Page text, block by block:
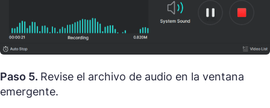
Paso 5. Revise el archivo de audio en la ventana
emergente.